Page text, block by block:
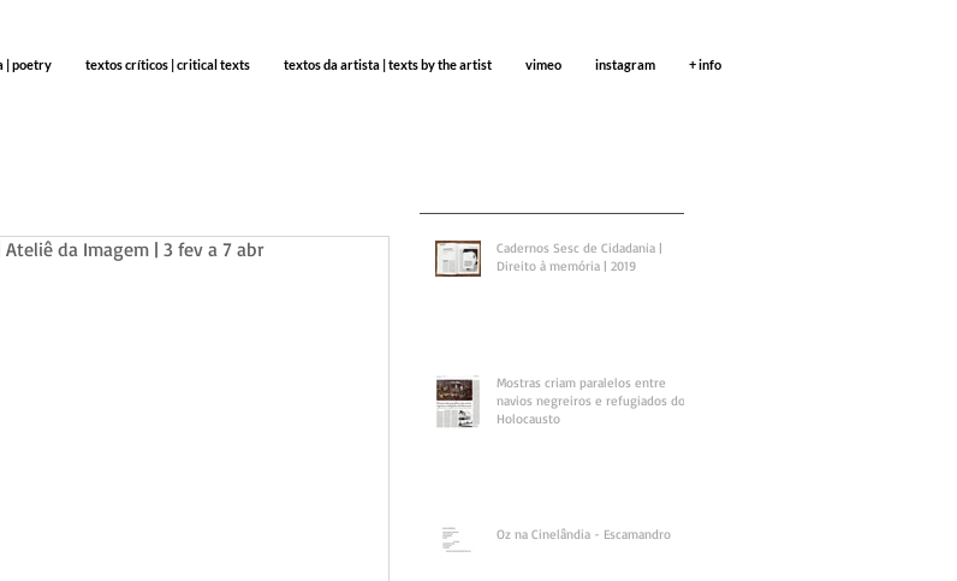
| poetry textos críticos | critical texts textos da artista | texts by the artist vimeo instagram + info
da Imagem | 3 fev a 7 abr
Cadernos Sesc de Cidadania |
Direito à memória | 2019
Mostras criam paralelos entre
navios negreiros e refugiados do
Holocausto
Oz na Cinelândia - Escamandro